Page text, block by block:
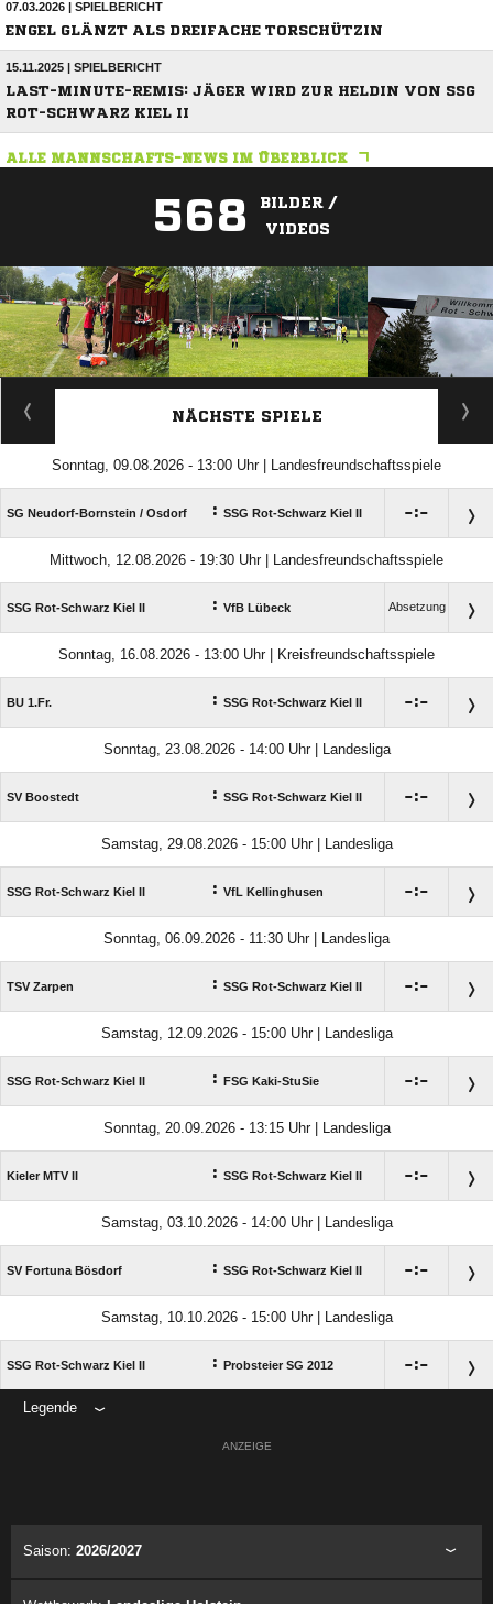
07.03.2026 | SPIELBERICHT
ENGEL GLÄNZT ALS DREIFACHE TORSCHÜTZIN
15.11.2025 | SPIELBERICHT
LAST-MINUTE-REMIS: JÄGER WIRD ZUR HELDIN VON SSG
ROT-SCHWARZ KIEL II
ALLE MANNSCHAFTS-NEWS IM ÜBERBLICK
568
BILDER /
VIDEOS
ANZEIGE
NÄCHSTE SPIELE
Sonntag, 09.08.2026 - 13:00 Uhr | Landesfreundschaftsspiele
SG Neudorf-Bornstein /​ Osdorf : SSG Rot-Schwarz Kiel II :
Mittwoch, 12.08.2026 - 19:30 Uhr | Landesfreundschaftsspiele
SSG Rot-Schwarz Kiel II : VfB Lübeck Absetzung
Sonntag, 16.08.2026 - 13:00 Uhr | Kreisfreundschaftsspiele
BU 1.Fr. : SSG Rot-Schwarz Kiel II :
Sonntag, 23.08.2026 - 14:00 Uhr | Landesliga
SV Boostedt : SSG Rot-Schwarz Kiel II :
Samstag, 29.08.2026 - 15:00 Uhr | Landesliga
SSG Rot-Schwarz Kiel II : VfL Kellinghusen :
Sonntag, 06.09.2026 - 11:30 Uhr | Landesliga
TSV Zarpen : SSG Rot-Schwarz Kiel II :
Samstag, 12.09.2026 - 15:00 Uhr | Landesliga
SSG Rot-Schwarz Kiel II : FSG Kaki-StuSie :
Sonntag, 20.09.2026 - 13:15 Uhr | Landesliga
Kieler MTV II : SSG Rot-Schwarz Kiel II :
Samstag, 03.10.2026 - 14:00 Uhr | Landesliga
SV Fortuna Bösdorf : SSG Rot-Schwarz Kiel II :
Samstag, 10.10.2026 - 15:00 Uhr | Landesliga
SSG Rot-Schwarz Kiel II : Probsteier SG 2012 :
Legende
ANZEIGE
Saison: 2026/2027